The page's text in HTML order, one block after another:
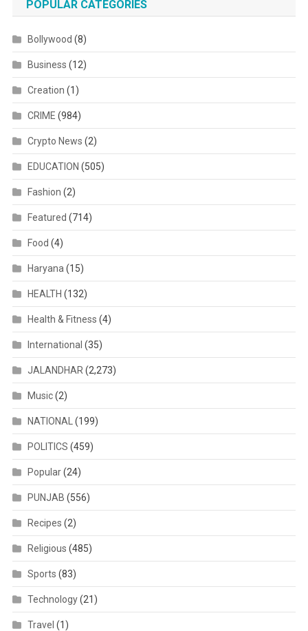
POPULAR CATEGORIES
Bollywood (8)
Business (12)
Creation (1)
CRIME (984)
Crypto News (2)
EDUCATION (505)
Fashion (2)
Featured (714)
Food (4)
Haryana (15)
HEALTH (132)
Health & Fitness (4)
International (35)
JALANDHAR (2,273)
Music(2)
NATIONAL (199)
POLITICS (459)
Popular(24)
PUNJAB (556)
Recipes (2)
Religious (485)
Sports (83)
Technology(21)
Travel (1)